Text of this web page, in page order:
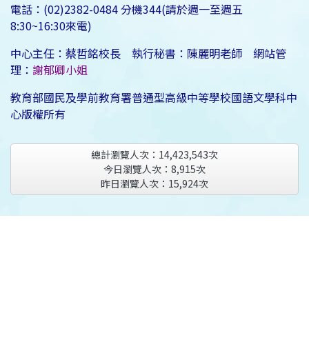
電話：(02)2382-0484 分機344(請於週一至週五
8:30~16:30來電)
中心主任：蔡哲銘校長 執行秘書：陳麗明老師 網站管
理： 謝郁卿小姐
教育部國民及學前教育署普通型高級中等學校國語文學科中
心版權所有
總計瀏覽人次： 14,423,543次
今日瀏覽人次： 8,915次
昨日瀏覽人次： 15,924次